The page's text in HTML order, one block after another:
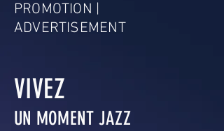
PROMOTION |
ADVERTISEMENT
VIVEZ
UN MOMENT JAZZ